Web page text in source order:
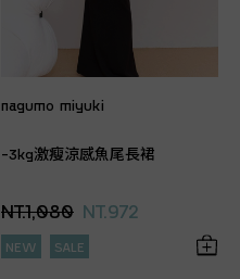
nagumo miyuki
-3kg激瘦涼感魚尾長裙
NT.1,080 NT.972
NEW SALE